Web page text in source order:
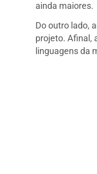
ainda maiores.
Do outro lado,
projeto. Afinal,
linguagens da